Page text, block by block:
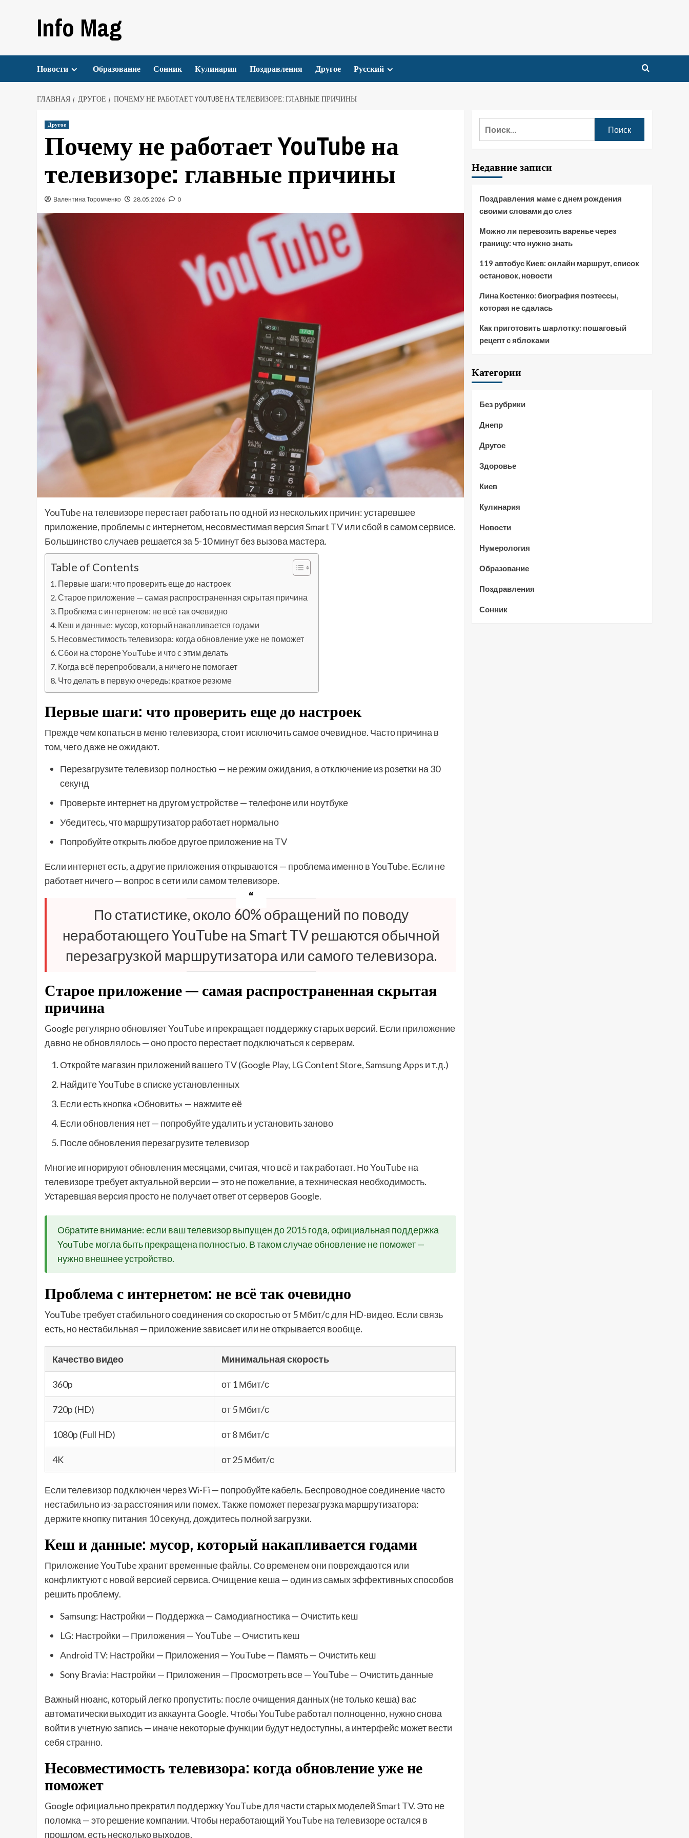
Info Mag
Новости Образование Сонник Кулинария Поздравления Другое Русский
ГЛАВНАЯ ДРУГОЕ ПОЧЕМУ НЕ РАБОТАЕТ YOUTUBE НА ТЕЛЕВИЗОРЕ: ГЛАВНЫЕ ПРИЧИНЫ
Другое
Почему не работает YouTube на
телевизоре: главные причины
Валентина Торомченко 28.05.2026 0
YouTube на телевизоре перестает работать по одной из нескольких причин: устаревшее
приложение, проблемы с интернетом, несовместимая версия Smart TV или сбой в самом сервисе.
Большинство случаев решается за 5-10 минут без вызова мастера.
Table of Contents
Первые шаги: что проверить еще до настроек
Старое приложение — самая распространенная скрытая причина
Проблема с интернетом: не всё так очевидно
Кеш и данные: мусор, который накапливается годами
Несовместимость телевизора: когда обновление уже не поможет
Сбои на стороне YouTube и что с этим делать
Когда всё перепробовали, а ничего не помогает
Что делать в первую очередь: краткое резюме
Первые шаги: что проверить еще до настроек
Прежде чем копаться в меню телевизора, стоит исключить самое очевидное. Часто причина в
том, чего даже не ожидают.
Перезагрузите телевизор полностью — не режим ожидания, а отключение из розетки на 30
секунд
Проверьте интернет на другом устройстве — телефоне или ноутбуке
Убедитесь, что маршрутизатор работает нормально
Попробуйте открыть любое другое приложение на TV
Если интернет есть, а другие приложения открываются — проблема именно в YouTube. Если не
работает ничего — вопрос в сети или самом телевизоре.
По статистике, около 60% обращений по поводу
неработающего YouTube на Smart TV решаются обычной
перезагрузкой маршрутизатора или самого телевизора.
Старое приложение — самая распространенная скрытая
причина
Google регулярно обновляет YouTube и прекращает поддержку старых версий. Если приложение
давно не обновлялось — оно просто перестает подключаться к серверам.
Откройте магазин приложений вашего TV (Google Play, LG Content Store, Samsung Apps и т.д.)
Найдите YouTube в списке установленных
Если есть кнопка «Обновить» — нажмите её
Если обновления нет — попробуйте удалить и установить заново
После обновления перезагрузите телевизор
Многие игнорируют обновления месяцами, считая, что всё и так работает. Но YouTube на
телевизоре требует актуальной версии — это не пожелание, а техническая необходимость.
Устаревшая версия просто не получает ответ от серверов Google.
Обратите внимание: если ваш телевизор выпущен до 2015 года, официальная поддержка
YouTube могла быть прекращена полностью. В таком случае обновление не поможет —
нужно внешнее устройство.
Проблема с интернетом: не всё так очевидно
YouTube требует стабильного соединения со скоростью от 5 Мбит/с для HD-видео. Если связь
есть, но нестабильная — приложение зависает или не открывается вообще.
Качество видео Минимальная скорость
360p от 1 Мбит/с
720p (HD) от 5 Мбит/с
1080p (Full HD) от 8 Мбит/с
4K от 25 Мбит/с
Если телевизор подключен через Wi-Fi — попробуйте кабель. Беспроводное соединение часто
нестабильно из-за расстояния или помех. Также поможет перезагрузка маршрутизатора:
держите кнопку питания 10 секунд, дождитесь полной загрузки.
Кеш и данные: мусор, который накапливается годами
Приложение YouTube хранит временные файлы. Со временем они повреждаются или
конфликтуют с новой версией сервиса. Очищение кеша — один из самых эффективных способов
решить проблему.
Samsung: Настройки — Поддержка — Самодиагностика — Очистить кеш
LG: Настройки — Приложения — YouTube — Очистить кеш
Android TV: Настройки — Приложения — YouTube — Память — Очистить кеш
Sony Bravia: Настройки — Приложения — Просмотреть все — YouTube — Очистить данные
Важный нюанс, который легко пропустить: после очищения данных (не только кеша) вас
автоматически выходит из аккаунта Google. Чтобы YouTube работал полноценно, нужно снова
войти в учетную запись — иначе некоторые функции будут недоступны, а интерфейс может вести
себя странно.
Несовместимость телевизора: когда обновление уже не
поможет
Google официально прекратил поддержку YouTube для части старых моделей Smart TV. Это не
поломка — это решение компании. Чтобы неработающий YouTube на телевизоре остался в
прошлом, есть несколько выходов.
Недавние записи
Поздравления маме с днем рождения
своими словами до слез
Можно ли перевозить варенье через
границу: что нужно знать
119 автобус Киев: онлайн маршрут, список
остановок, новости
Лина Костенко: биография поэтессы,
которая не сдалась
Как приготовить шарлотку: пошаговый
рецепт с яблоками
Категории
Без рубрики
Днепр
Другое
Здоровье
Киев
Кулинария
Новости
Нумерология
Образование
Поздравления
Сонник